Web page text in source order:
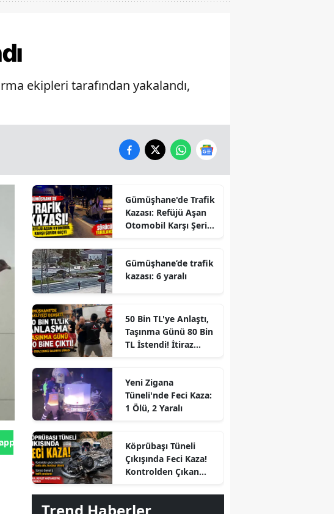
ekipleri tarafından yakalandı,
Gönder
Gümüşhane'de Trafik
Kazası: Refüjü Aşan
Otomobil Karşı Şeride
Gümüşhane’de trafik
kazası: 6 yaralı
50 Bin TL'ye Anlaştı,
Taşınma Günü 80 Bin
TL İstendi! İtiraz
Yeni Zigana
Tüneli'nde Feci Kaza:
1 Ölü, 2 Yaralı
Köprübaşı Tüneli
Çıkışında Feci Kaza!
Kontrolden Çıkan
Takla Attı